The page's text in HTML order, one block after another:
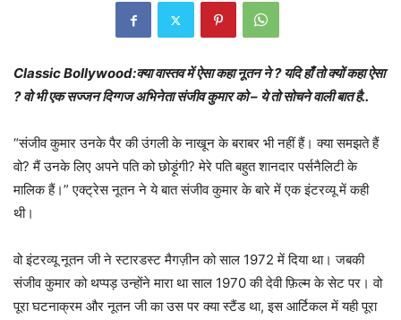
Classic Bollywood:क्या वास्तव में ऐसा कहा नूतन ने ? यदि हाँ तो क्यों कहा ऐसा
? वो भी एक सज्जन दिग्गज अभिनेता संजीव कुमार को – ये तो सोचने वाली बात है..
“संजीव कुमार उनके पैर की उंगली के नाखून के बराबर भी नहीं हैं। क्या समझते हैं
वो? मैं उनके लिए अपने पति को छोड़ूंगी? मेरे पति बहुत शानदार पर्सनैलिटी के
मालिक हैं।” एक्ट्रेस नूतन ने ये बात संजीव कुमार के बारे में एक इंटरव्यू में कही
थी।
वो इंटरव्यू नूतन जी ने स्टारडस्ट मैगज़ीन को साल 1972 में दिया था। जबकी
संजीव कुमार को थप्पड़ उन्होंने मारा था साल 1970 की देवी फ़िल्म के सेट पर। वो
पूरा घटनाक्रम और नूतन जी का उस पर क्या स्टैंड था, इस आर्टिकल में यही पूरा